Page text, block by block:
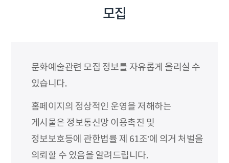
모집
문화예술관련 모집 정보를 자유롭게 올리실 수
있습니다.
홈페이지의 정상적인 운영을 저해하는
게시물은 정보통신망 이용촉진 및
정보보호등에 관한법률 제 61조’에 의거 처벌을
의뢰할 수 있음을 알려드립니다.